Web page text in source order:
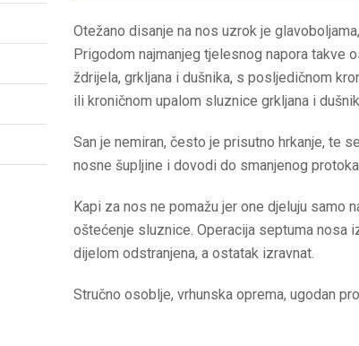
Otežano disanje na nos uzrok je
Prigodom najmanjeg tjelesnog napora takve
ždrijela, grkljana i dušnika, s posljedičnom
ili kroničnom upalom sluznice grkljana i
San je nemiran, često je prisutno hrkanje, te
nosne šupljine i dovodi do smanjenog
Kapi za nos ne pomažu jer one djeluju samo
oštećenje sluznice. Operacija septuma nosa
dijelom odstranjena, a ostatak izravnat.
Stručno osoblje, vrhunska oprema, ugodan